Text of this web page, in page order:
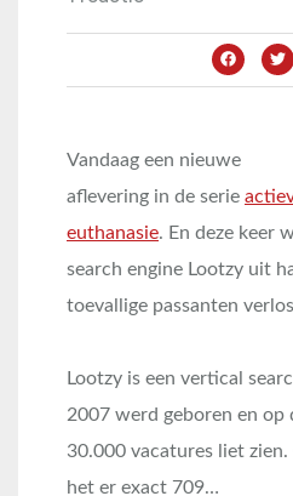
Vandaag een nieuwe
aflevering in de serie
euthanasie. En deze keer
search engine Lootzy uit
toevallige passanten
Lootzy is een vertical
2007 werd geboren en op
30.000 vacatures liet
het er exact 709…